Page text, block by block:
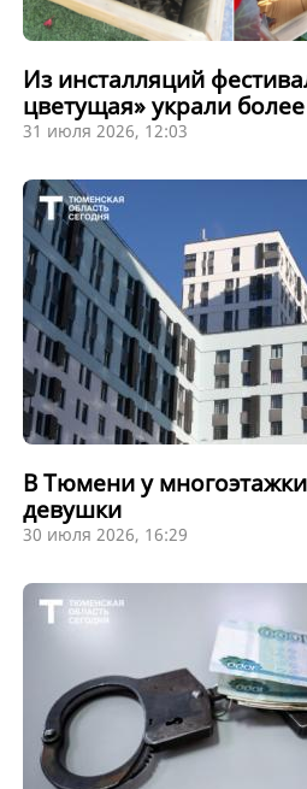
Из инсталляций
цветущая» украли
31 июля 2026, 12:03
В Тюмени у
девушки
30 июля 2026, 16:29